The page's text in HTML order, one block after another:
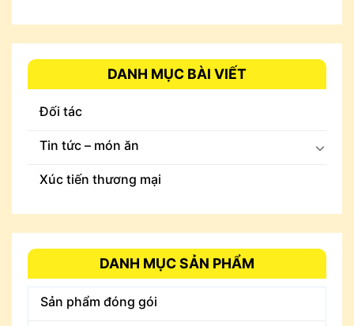
DANH MỤC BÀI VIẾT
Đối tác
Tin tức – món ăn
Xúc tiến thương mại
DANH MỤC SẢN PHẨM
Sản phẩm đóng gói